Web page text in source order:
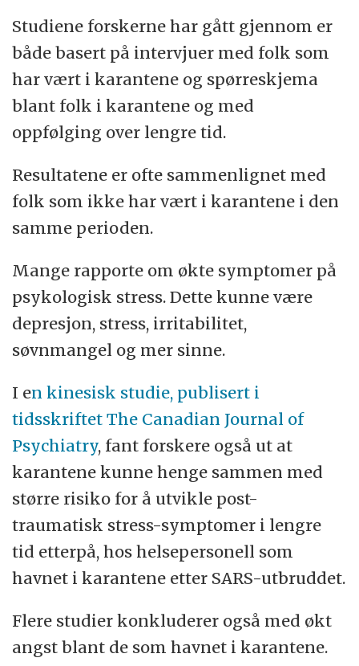
Studiene forskerne har gått gjennom er
både basert på intervjuer med folk som
har vært i karantene og spørreskjema
blant folk i karantene og med
oppfølging over lengre tid.
Resultatene er ofte sammenlignet med
folk som ikke har vært i karantene i den
samme perioden.
Mange rapporte om økte symptomer på
psykologisk stress. Dette kunne være
depresjon, stress, irritabilitet,
søvnmangel og mer sinne.
I en kinesisk studie, publisert i
tidsskriftet The Canadian Journal of
Psychiatry, fant forskere også ut at
karantene kunne henge sammen med
større risiko for å utvikle post-
traumatisk stress-symptomer i lengre
tid etterpå, hos helsepersonell som
havnet i karantene etter SARS-utbruddet.
Flere studier konkluderer også med økt
angst blant de som havnet i karantene.